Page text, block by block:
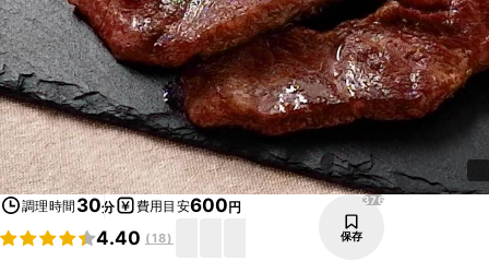
調理時間 30分 費用目安600円
4.40 (18)
376
保存